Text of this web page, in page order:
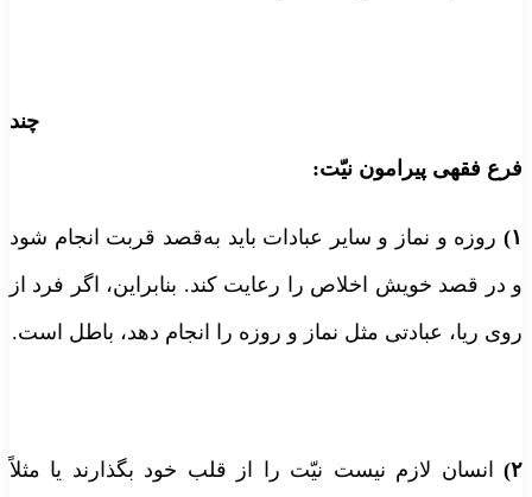
چند
فرع فقهی پیرامون نیّت:
۱)
روزه و نماز و سایر عبادات باید به‌قصد قربت انجام شود
و در قصد خویش اخلاص را رعایت کند. بنابراین، اگر فرد از
روی ریا، عبادتی مثل نماز و روزه را انجام دهد، باطل است.
۲) انسان لازم نیست نیّت را از قلب خود بگذارند یا مثلاً